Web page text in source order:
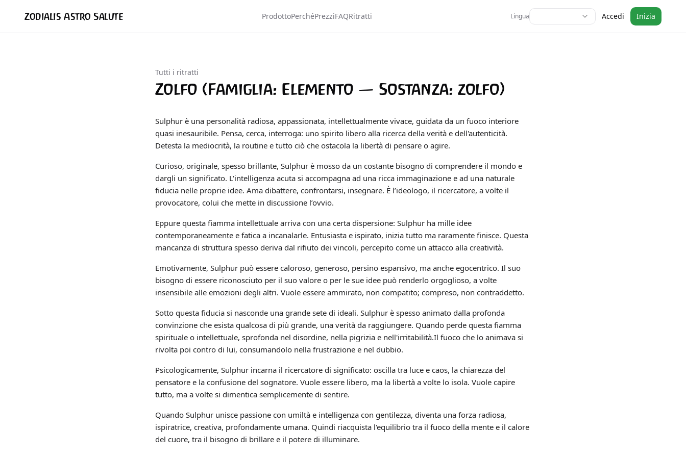
Zodialis Astro Salute ProdottoPerchéPrezziFAQRitratti Lingua Accedi Inizia
Tutti i ritratti
Zolfo (Famiglia: Elemento — Sostanza: zolfo)
Sulphur è una personalità radiosa, appassionata, intellettualmente vivace, guidata da un fuoco interiore
quasi inesauribile. Pensa, cerca, interroga: uno spirito libero alla ricerca della verità e dell'autenticità.
Detesta la mediocrità, la routine e tutto ciò che ostacola la libertà di pensare o agire.
Curioso, originale, spesso brillante, Sulphur è mosso da un costante bisogno di comprendere il mondo e
dargli un significato. L'intelligenza acuta si accompagna ad una ricca immaginazione e ad una naturale
fiducia nelle proprie idee. Ama dibattere, confrontarsi, insegnare. È l’ideologo, il ricercatore, a volte il
provocatore, colui che mette in discussione l’ovvio.
Eppure questa fiamma intellettuale arriva con una certa dispersione: Sulphur ha mille idee
contemporaneamente e fatica a incanalarle. Entusiasta e ispirato, inizia tutto ma raramente finisce. Questa
mancanza di struttura spesso deriva dal rifiuto dei vincoli, percepito come un attacco alla creatività.
Emotivamente, Sulphur può essere caloroso, generoso, persino espansivo, ma anche egocentrico. Il suo
bisogno di essere riconosciuto per il suo valore o per le sue idee può renderlo orgoglioso, a volte
insensibile alle emozioni degli altri. Vuole essere ammirato, non compatito; compreso, non contraddetto.
Sotto questa fiducia si nasconde una grande sete di ideali. Sulphur è spesso animato dalla profonda
convinzione che esista qualcosa di più grande, una verità da raggiungere. Quando perde questa fiamma
spirituale o intellettuale, sprofonda nel disordine, nella pigrizia e nell'irritabilità.Il fuoco che lo animava si
rivolta poi contro di lui, consumandolo nella frustrazione e nel dubbio.
Psicologicamente, Sulphur incarna il ricercatore di significato: oscilla tra luce e caos, la chiarezza del
pensatore e la confusione del sognatore. Vuole essere libero, ma la libertà a volte lo isola. Vuole capire
tutto, ma a volte si dimentica semplicemente di sentire.
Quando Sulphur unisce passione con umiltà e intelligenza con gentilezza, diventa una forza radiosa,
ispiratrice, creativa, profondamente umana. Quindi riacquista l'equilibrio tra il fuoco della mente e il calore
del cuore, tra il bisogno di brillare e il potere di illuminare.